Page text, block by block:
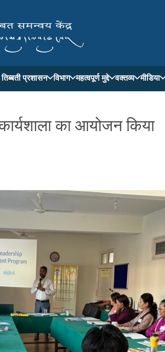
प्रशासन विभाग महत्वपूर्ण मुद्दे वक्तव्य मीडिया
का आयोजन किया